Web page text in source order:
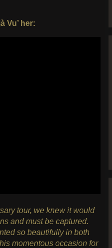
Vu’ her:
tour, we knew it would
and must be captured.
so beautifully in both
momentous occasion for